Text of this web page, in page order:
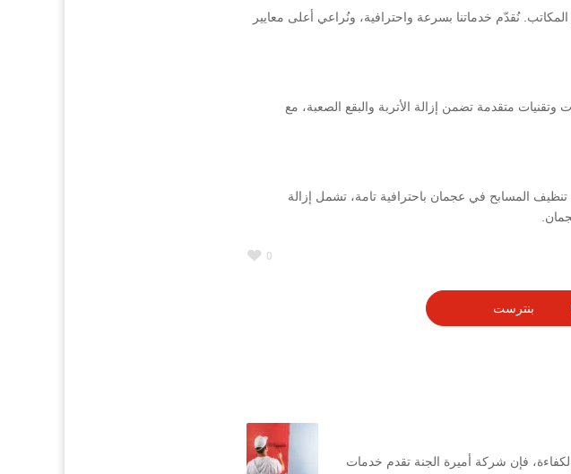
نُقدّم خدماتنا بسرعة واحترافية، ونُراعي أعلى معايير
متقدمة تضمن إزالة الأتربة والبقع الصعبة، مع
المسابح في عجمان باحترافية تامة، تشمل إزالة
0
بنترست
فإن شركة أميرة الجنة تقدم خدمات